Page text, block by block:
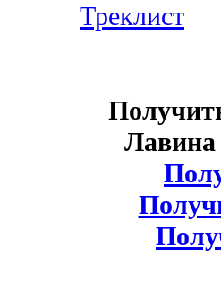
Треклист
Лавина